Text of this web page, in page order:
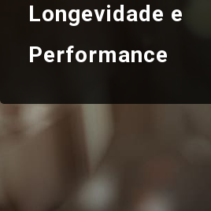
Longevidade e
Performance